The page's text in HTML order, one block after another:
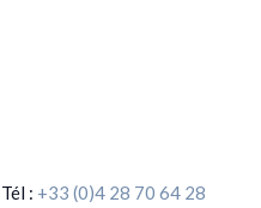
Tél : +33 (0)4 28 70 64 28